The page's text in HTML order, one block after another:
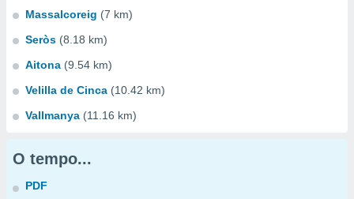
Massalcoreig (7 km)
Seròs (8.18 km)
Aitona (9.54 km)
Velilla de Cinca (10.42 km)
Vallmanya (11.16 km)
O tempo...
PDF